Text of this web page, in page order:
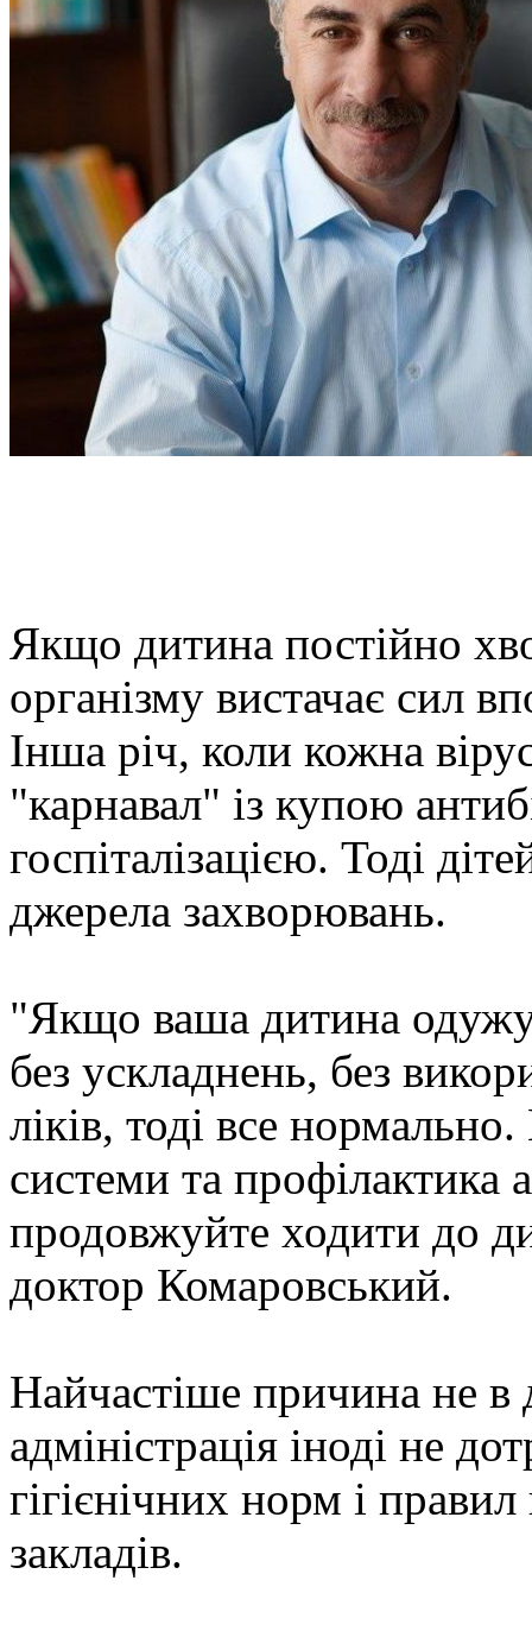
Якщо дитина постійно
організму вистачає сил
Інша річ, коли кожна
"карнавал" із купою
госпіталізацією. Тоді
джерела захворювань.
"Якщо ваша дитина
без ускладнень, без
ліків, тоді все
системи та профілактика
продовжуйте ходити до
доктор Комаровський.
Найчастіше причина не в
адміністрація іноді не
гігієнічних норм і
закладів.